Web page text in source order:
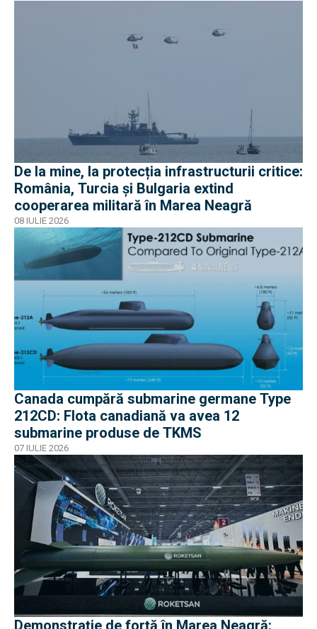
De la mine, la protecția infrastructurii critice:
România, Turcia și Bulgaria extind
cooperarea militară în Marea Neagră
08 IULIE 2026
Canada cumpără submarine germane Type
212CD: Flota canadiană va avea 12
submarine produse de TKMS
07 IULIE 2026
Demonstraţie de forţă în Marea Neagră: